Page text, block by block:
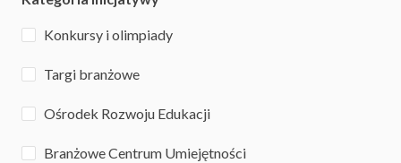
Konkursy i olimpiady
Targi branżowe
Ośrodek Rozwoju Edukacji
Branżowe Centrum Umiejętności